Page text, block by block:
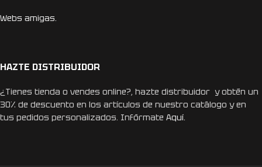
Webs amigas.
HAZTE DISTRIBUIDOR
¿Tienes tienda o vendes online?, hazte distribuidor y obtén un
30% de descuento en los artículos de nuestro catálogo y en
tus pedidos personalizados. Infórmate Aquí.